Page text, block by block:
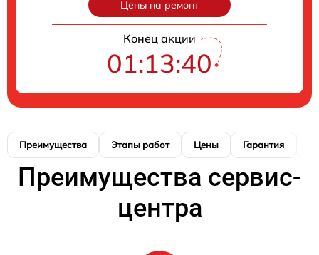
Цены на ремонт
Конец акции
01:13:39
Преимущества Этапы работ Цены Гарантия
Преимущества сервис-
центра